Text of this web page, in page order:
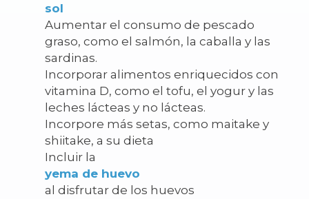
sol
Aumentar el consumo de pescado
graso, como el salmón, la caballa y las
sardinas.
Incorporar alimentos enriquecidos con
vitamina D, como el tofu, el yogur y las
leches lácteas y no lácteas.
Incorpore más setas, como maitake y
shiitake, a su dieta
Incluir la
yema de huevo
al disfrutar de los huevos